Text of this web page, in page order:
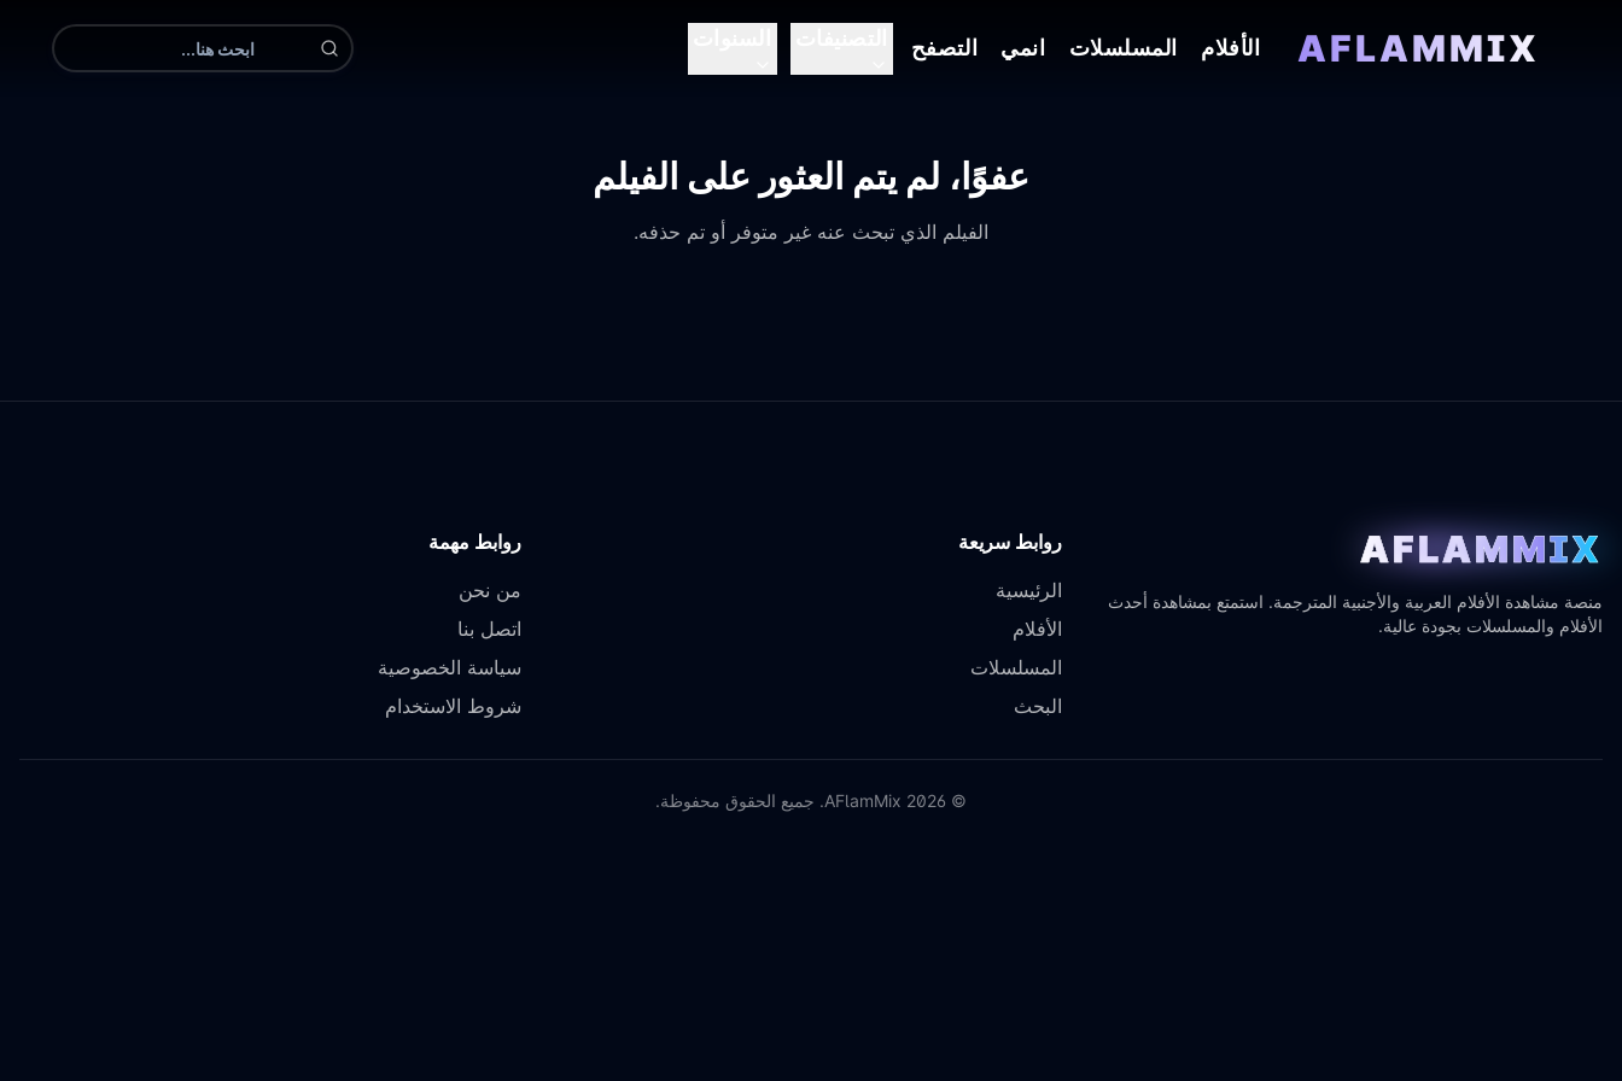
AFLAMMIX الأفلام المسلسلات انمي التصفح
عفوًا، لم يتم العثور على الفيلم
الفيلم الذي تبحث عنه غير متوفر أو تم حذفه.
AFLAMMIX
منصة مشاهدة الأفلام العربية والأجنبية المترجمة. استمتع بمشاهدة أحدث
الأفلام والمسلسلات بجودة عالية.
روابط سريعة
الرئيسية
الأفلام
المسلسلات
البحث
روابط مهمة
من نحن
اتصل بنا
سياسة الخصوصية
شروط الاستخدام
©
2026